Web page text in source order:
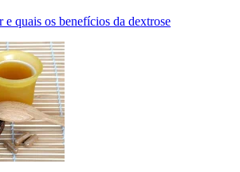
e quais os benefícios da dextrose